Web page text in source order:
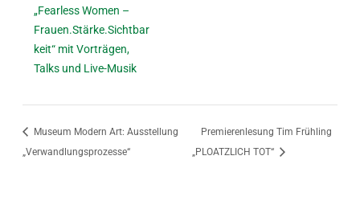
„Fearless Women –
Frauen.Stärke.Sichtbar
keit“ mit Vorträgen,
Talks und Live-Musik
Museum Modern Art: Ausstellung
„Verwandlungsprozesse“
Premierenlesung Tim Frühling
„PLOATZLICH TOT“